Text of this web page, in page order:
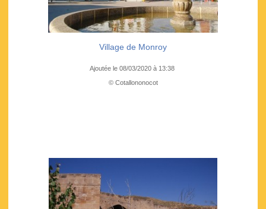
Village de Monroy
Ajoutée le 08/03/2020 à 13:38
© Cotallononocot